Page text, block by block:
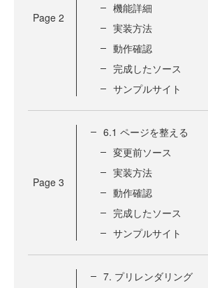
Page 2
機能詳細
実装方法
動作確認
完成したソース
サンプルサイト
Page 3
6.1 ページを整える
変更前ソース
実装方法
動作確認
完成したソース
サンプルサイト
7. プリレンダリング